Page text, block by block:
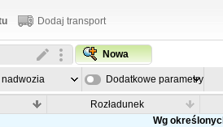
Dodaj transport
Nowa
nadwozia Dodatkowe parametry
Rozładunek
Wg